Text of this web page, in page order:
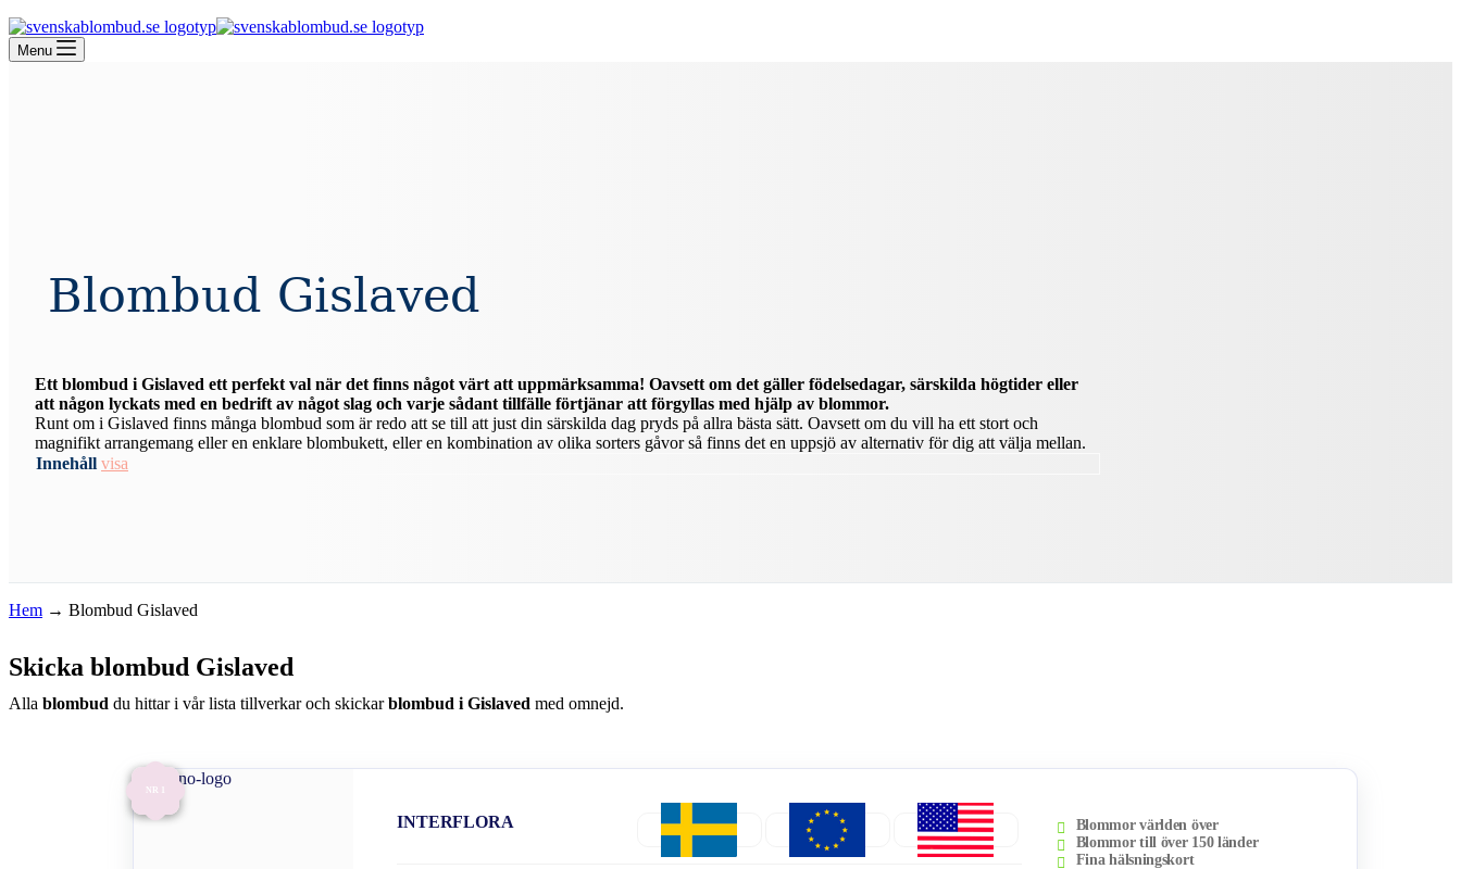
Menu
Blombud Gislaved
Ett blombud i Gislaved ett perfekt val när det finns något värt att uppmärksamma! Oavsett om det gäller födelsedagar, särskilda högtider eller
att någon lyckats med en bedrift av något slag och varje sådant tillfälle förtjänar att förgyllas med hjälp av blommor.
Runt om i Gislaved finns många blombud som är redo att se till att just din särskilda dag pryds på allra bästa sätt. Oavsett om du vill ha ett stort och
magnifikt arrangemang eller en enklare blombukett, eller en kombination av olika sorters gåvor så finns det en uppsjö av alternativ för dig att välja mellan.
Innehåll visa
Hem → Blombud Gislaved
Skicka blombud Gislaved
Alla blombud du hittar i vår lista tillverkar och skickarblombud i Gislaved med omnejd.
NR 1
INTERFLORA
Blommor världen över
Blommor till över 150 länder
Fina hälsningskort